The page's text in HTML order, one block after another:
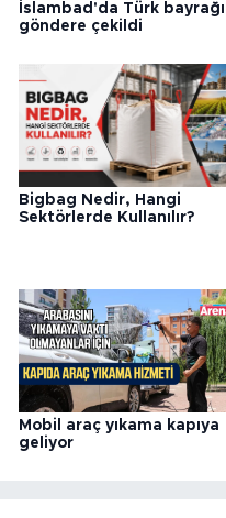
İslambad'da Türk bayrağı
göndere çekildi
Bigbag Nedir, Hangi
Sektörlerde Kullanılır?
Mobil araç yıkama kapıya
geliyor